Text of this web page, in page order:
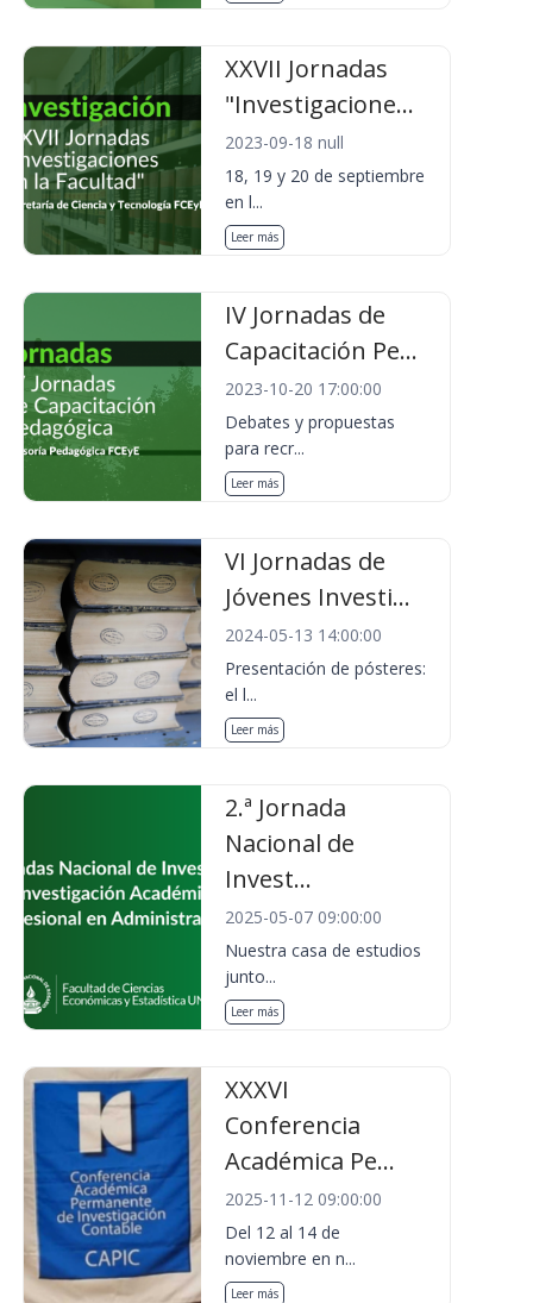
XXVII Jornadas
"Investigacione...
2023-09-18 null
18, 19 y 20 de septiembre
en l...
Leer más
IV Jornadas de
Capacitación Pe...
2023-10-20 17:00:00
Debates y propuestas
para recr...
Leer más
VI Jornadas de
Jóvenes Investi...
2024-05-13 14:00:00
Presentación de pósteres:
el l...
Leer más
2.ª Jornada
Nacional de
Invest...
2025-05-07 09:00:00
Nuestra casa de estudios
junto...
Leer más
XXXVI
Conferencia
Académica Pe...
2025-11-12 09:00:00
Del 12 al 14 de
noviembre en n...
Leer más